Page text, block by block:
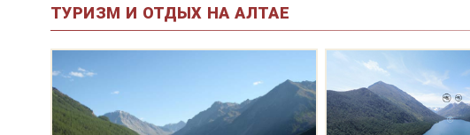
ТУРИЗМ И ОТДЫХ НА АЛТАЕ